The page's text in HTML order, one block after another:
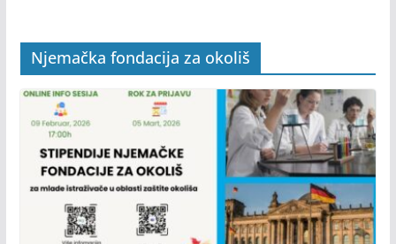
Njemačka fondacija za okoliš